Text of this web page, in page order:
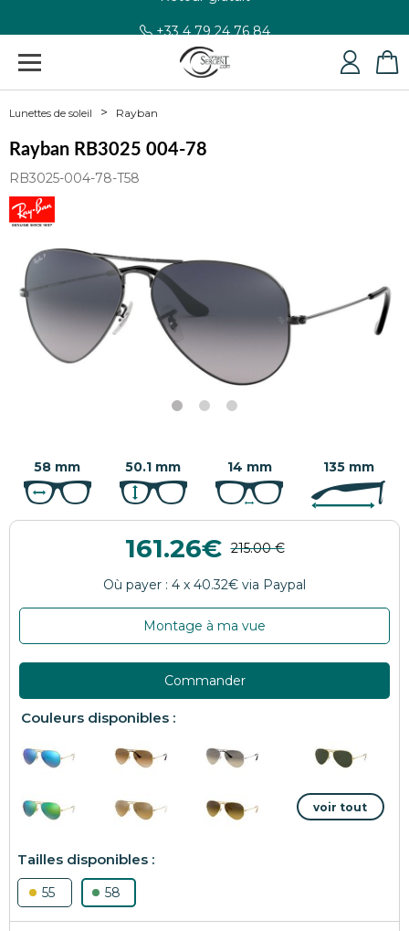
+33 4 79 24 76 84
Lunettes de soleil Rayban
Rayban RB3025 004-78
RB3025-004-78-T58
58 mm 50.1 mm 14 mm 135 mm
161.26
Montage à ma vue
Commander
55 58